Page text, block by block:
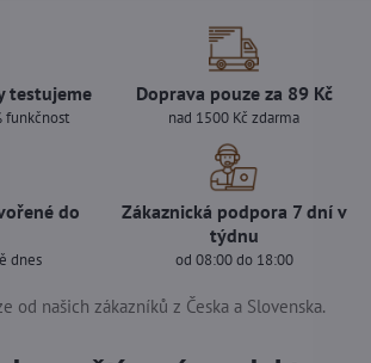
testujeme
funkčnost
Doprava pouze za 89 Kč
nad 1500 Kč zdarma
do
dnes
Zákaznická podpora 7 dní v
týdnu
od 08:00 do 18:00
od našich zákazníků z Česka a Slovenska.